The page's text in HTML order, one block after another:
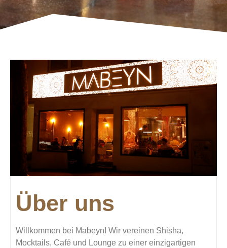
Über uns
Willkommen bei Mabeyn! Wir vereinen Shisha,
Mocktails, Café und Lounge zu einer einzigartigen